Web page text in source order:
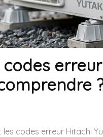
les codes erreur Hitachi